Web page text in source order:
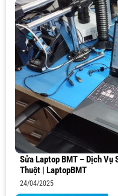
Sửa Laptop BMT – Dịch Vụ
Thuột | LaptopBMT
24/04/2025